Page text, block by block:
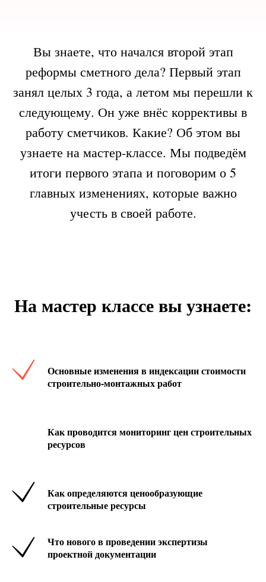
Вы знаете, что начался второй этап
реформы сметного дела? Первый этап
занял целых 3 года, а летом мы перешли к
следующему. Он уже внёс коррективы в
работу сметчиков. Какие? Об этом вы
узнаете на мастер-классе. Мы подведём
итоги первого этапа и поговорим о 5
главных изменениях, которые важно
учесть в своей работе.
На мастер классе вы узнаете:
Основные изменения в индексации стоимости
строительно-монтажных работ
Как проводится мониторинг цен строительных
ресурсов
Как определяются ценообразующие
строительные ресурсы
Что нового в проведении экспертизы
проектной документации